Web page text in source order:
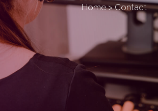
Home>Contact